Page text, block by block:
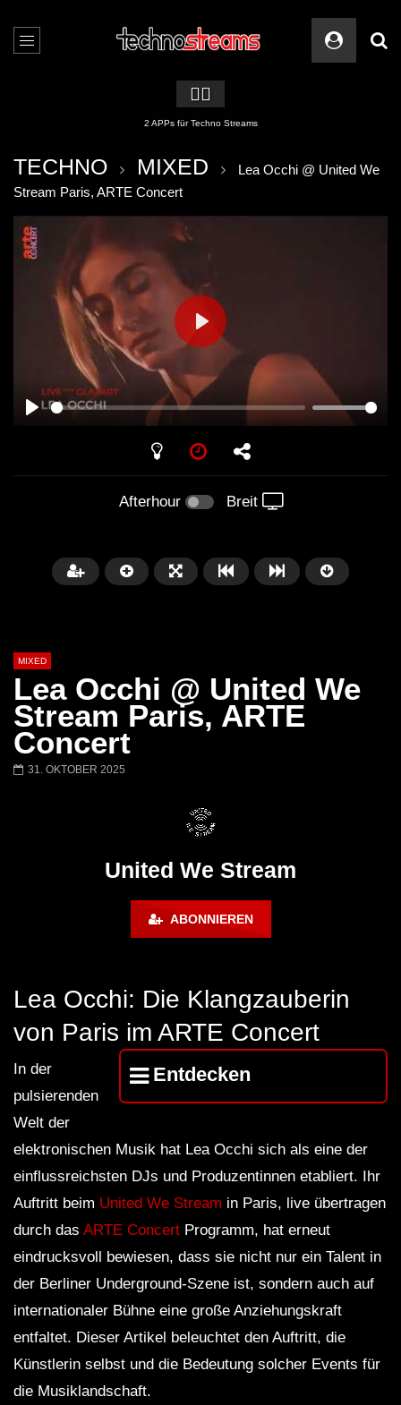
🏳️‍🌈
2 APPs für Techno Streams
TECHNO MIXED
Lea Occhi @ United We
Stream Paris, ARTE Concert
PLAY
Afterhour Breit
MIXED
Lea Occhi @ United We
Stream Paris, ARTE
Concert
31. OKTOBER 2025
United We Stream
ABONNIEREN
Lea Occhi: Die Klangzauberin
von Paris im ARTE Concert
Entdecken
In der
pulsierenden
Welt der
elektronischen Musik hat Lea Occhi sich als eine der
einflussreichsten DJs und Produzentinnen etabliert. Ihr
Auftritt beim United We Stream in Paris, live übertragen
durch das ARTE Concert Programm, hat erneut
eindrucksvoll bewiesen, dass sie nicht nur ein Talent in
der Berliner Underground-Szene ist, sondern auch auf
internationaler Bühne eine große Anziehungskraft
entfaltet. Dieser Artikel beleuchtet den Auftritt, die
Künstlerin selbst und die Bedeutung solcher Events für
die Musiklandschaft.